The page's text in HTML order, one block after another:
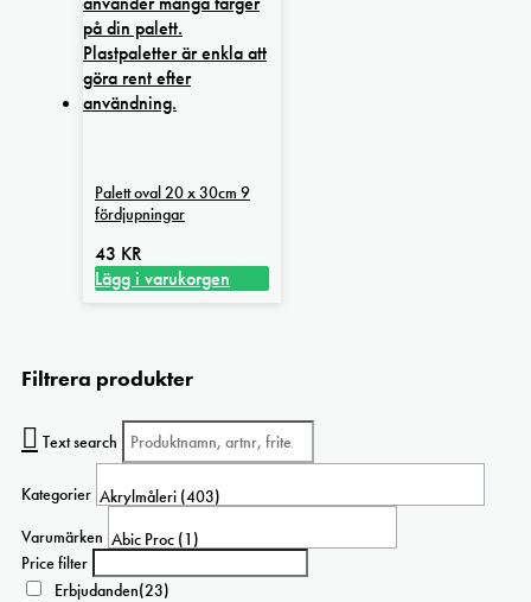
Palett oval 20 x 30cm 9
fördjupningar
43 KR
Lägg i varukorgen
Filtrera produkter
Text search
Kategorier
Varumärken
Price filter
Erbjudanden(23)